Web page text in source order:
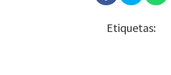
Etiquetas: